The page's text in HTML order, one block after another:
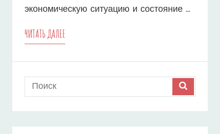
экономическую ситуацию и состояние …
ЧИТАТЬ ДАЛЕЕ
Search
for: